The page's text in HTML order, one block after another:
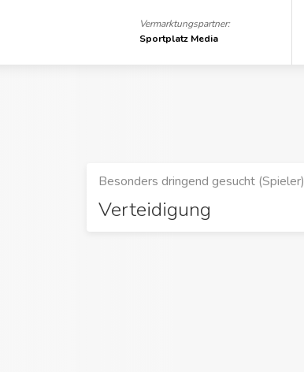
Vermarktungspartner:
Sportplatz Media
Besonders dringend gesucht (Spieler)
Verteidigung